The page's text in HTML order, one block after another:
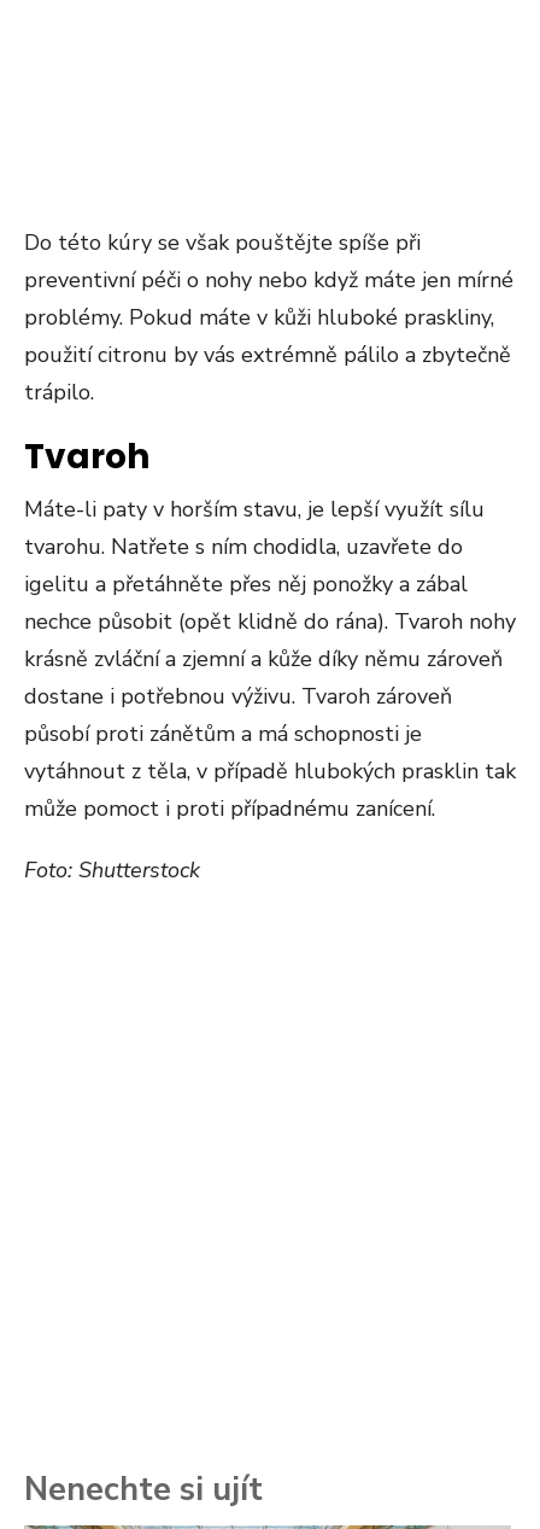
Do této kúry se však pouštějte spíše při
preventivní péči o nohy nebo když máte jen mírné
problémy. Pokud máte v kůži hluboké praskliny,
použití citronu by vás extrémně pálilo a zbytečně
trápilo.
Tvaroh
Máte-li paty v horším stavu, je lepší využít sílu
tvarohu. Natřete s ním chodidla, uzavřete do
igelitu a přetáhněte přes něj ponožky a zábal
nechce působit (opět klidně do rána). Tvaroh nohy
krásně zvláční a zjemní a kůže díky němu zároveň
dostane i potřebnou výživu. Tvaroh zároveň
působí proti zánětům a má schopnosti je
vytáhnout z těla, v případě hlubokých prasklin tak
může pomoct i proti případnému zanícení.
Foto: Shutterstock
Nenechte si ujít